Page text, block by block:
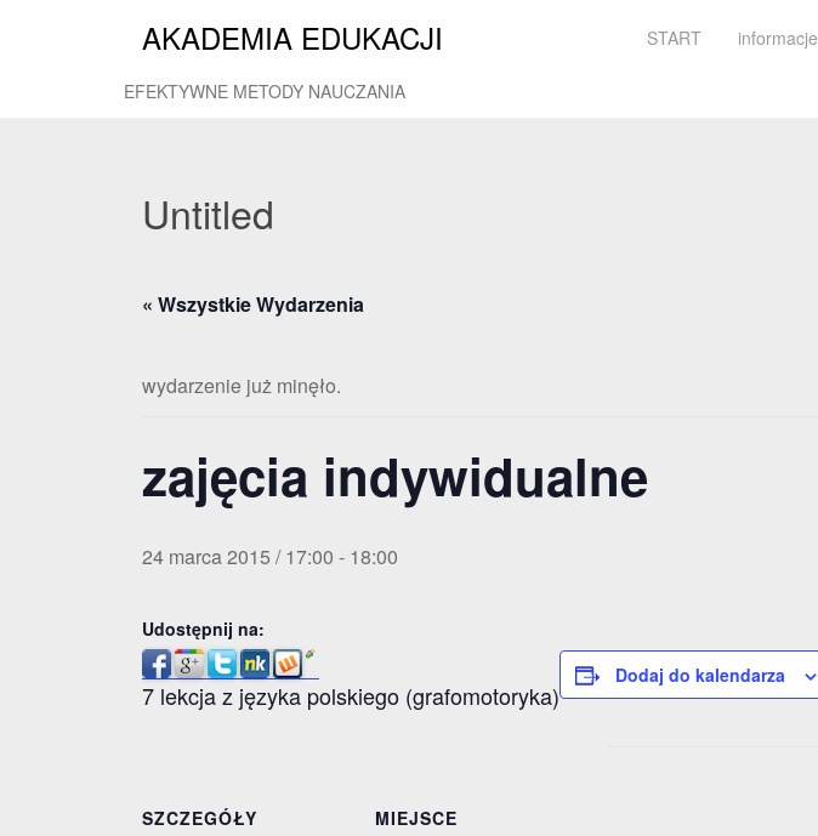
AKADEMIA EDUKACJI
EFEKTYWNE METODY NAUCZANIA
START informacje
Untitled
« Wszystkie Wydarzenia
wydarzenie już minęło.
zajęcia indywidualne
24 marca 2015 / 17:00 - 18:00
Udostępnij na:
7 lekcja z języka polskiego (grafomotoryka)
Dodaj do kalendarza
SZCZEGÓŁY
MIEJSCE